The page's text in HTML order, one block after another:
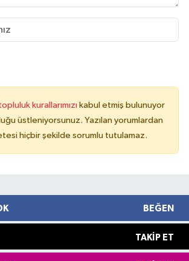
kurallarımızı kabul etmiş bulunuyor
üstleniyorsunuz. Yazılan yorumlardan
hiçbir şekilde sorumlu tutulamaz.
BEĞEN
TAKIP ET